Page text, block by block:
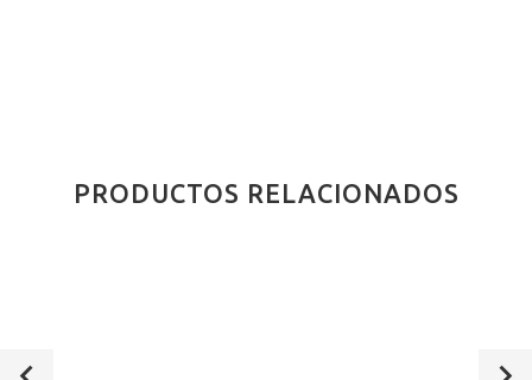
PRODUCTOS RELACIONADOS